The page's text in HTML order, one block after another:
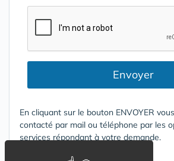
Envoyer
En cliquant sur le bouton ENVOYER
contacté par mail ou téléphone par les
services répondant à votre demande.
Conditions d'utilisation